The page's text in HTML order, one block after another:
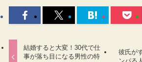
結婚すると大変！30代で仕
事が落ち目になる男性の特
彼氏が